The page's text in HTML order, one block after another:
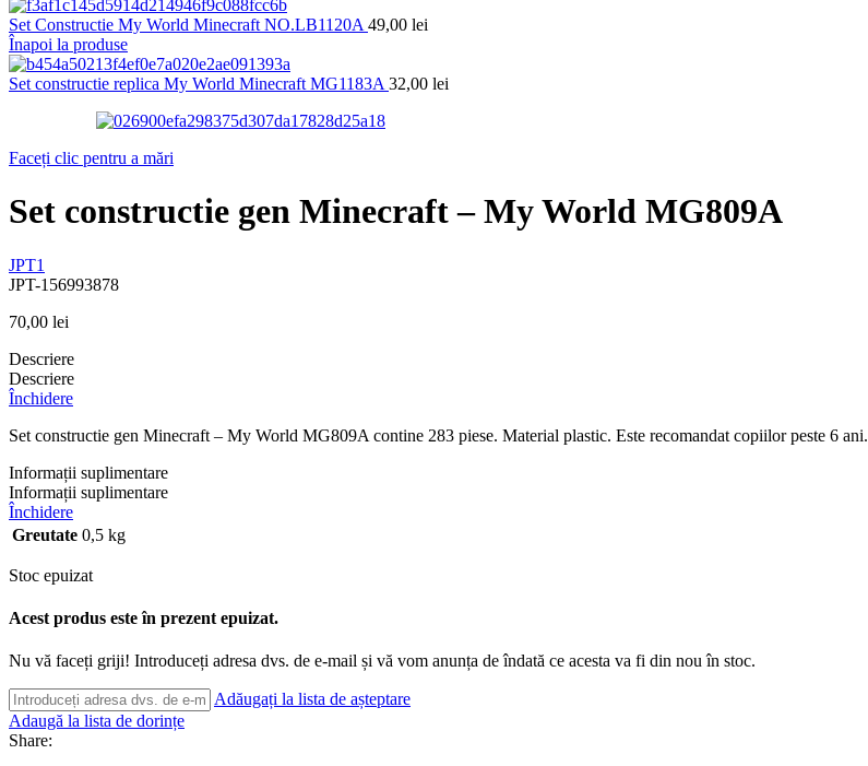
Set Constructie My World Minecraft NO.LB1120A 49,00 lei
Înapoi la produse
Set constructie replica My World Minecraft MG1183A 32,00 lei
Faceți clic pentru a mări
Set constructie gen Minecraft – My World MG809A
JPT1
JPT-156993878
70,00 lei
Descriere
Descriere
Închidere
Set constructie gen Minecraft – My World MG809A contine 283 piese. Material plastic. Este recomandat copiilor peste 6 ani.
Informații suplimentare
Informații suplimentare
Închidere
Greutate 0,5 kg
Stoc epuizat
Acest produs este în prezent epuizat.
Nu vă faceți griji! Introduceți adresa dvs. de e-mail și vă vom anunța de îndată ce acesta va fi din nou în stoc.
Adăugați la lista de așteptare
Adaugă la lista de dorințe
Share: